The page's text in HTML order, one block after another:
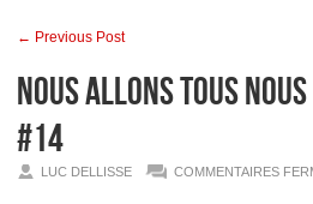
← Previous Post
Nous allons tous
#14
LUC DELLISSE COMMENTAIRES